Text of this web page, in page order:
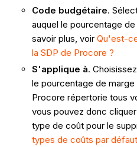
Code budgétaire.
auquel le pourcentage
savoir plus, voir Qu'est-
la SDP de Procore ?
S'applique à.
le pourcentage de marge
Procore répertorie tous
vous pouvez donc
type de coût pour le
types de coûts par